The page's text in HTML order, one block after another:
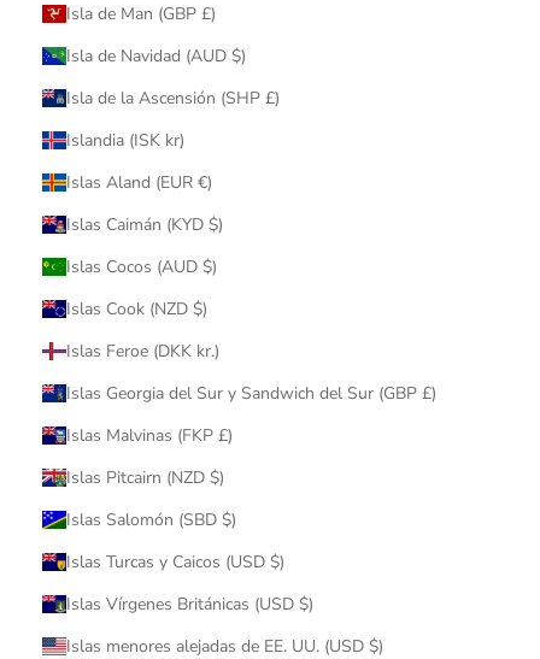
Isla de Man (GBP £)
Isla de Navidad (AUD $)
Isla de la Ascensión (SHP £)
Islandia (ISK kr)
Islas Aland (EUR €)
Islas Caimán (KYD $)
Islas Cocos (AUD $)
Islas Cook (NZD $)
Islas Feroe (DKK kr.)
Islas Georgia del Sur y Sandwich del Sur (GBP £)
Islas Malvinas (FKP £)
Islas Pitcairn (NZD $)
Islas Salomón (SBD $)
Islas Turcas y Caicos (USD $)
Islas Vírgenes Británicas (USD $)
Islas menores alejadas de EE. UU. (USD $)